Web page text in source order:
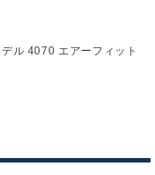
ル 4070 エアーフィット